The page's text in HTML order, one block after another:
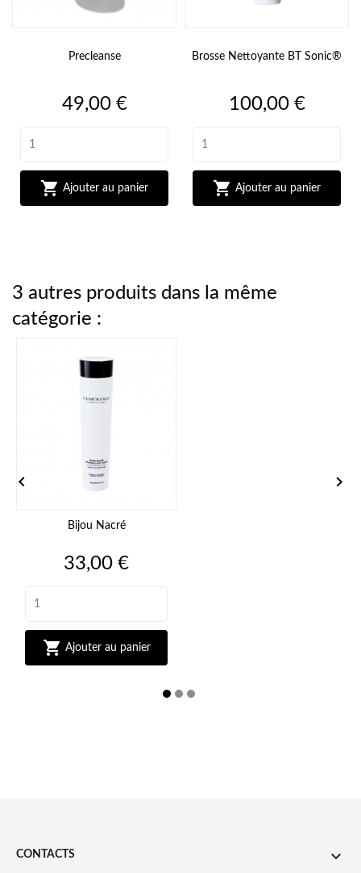
Precleanse
Prix
49,00 €
 Ajouter au panier
Brosse Nettoyante BT Sonic®
Prix
100,00 €
 Ajouter au panier
3 autres produits dans la même
catégorie :
Bijou Nacré
Prix
33,00 €
 Ajouter au panier
 
CONTACTS 